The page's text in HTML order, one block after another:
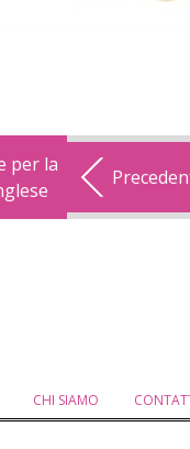
per la
CHI SIAMO